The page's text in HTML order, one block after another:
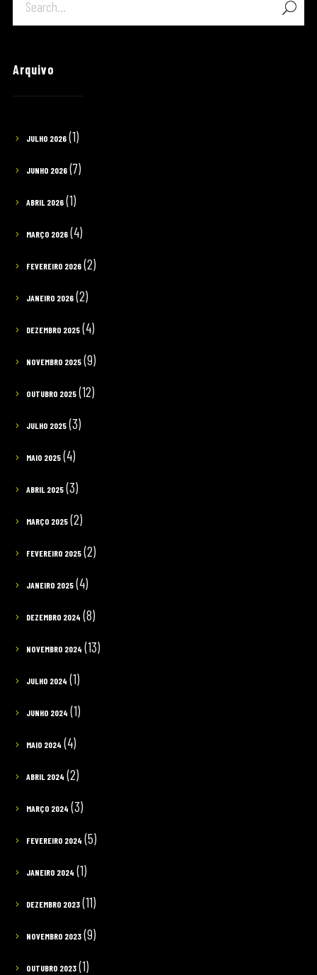
Arquivo
JULHO 2026(1)
JUNHO 2026(7)
ABRIL 2026(1)
MARÇO 2026(4)
FEVEREIRO 2026(2)
JANEIRO 2026(2)
DEZEMBRO 2025(4)
NOVEMBRO 2025(9)
OUTUBRO 2025(12)
JULHO 2025(3)
MAIO 2025(4)
ABRIL 2025(3)
MARÇO 2025(2)
FEVEREIRO 2025(2)
JANEIRO 2025(4)
DEZEMBRO 2024 (8)
NOVEMBRO 2024 (13)
JULHO 2024 (1)
JUNHO 2024 (1)
MAIO 2024 (4)
ABRIL 2024 (2)
MARÇO 2024 (3)
FEVEREIRO 2024 (5)
JANEIRO 2024 (1)
DEZEMBRO 2023(11)
NOVEMBRO 2023(9)
OUTUBRO 2023(1)